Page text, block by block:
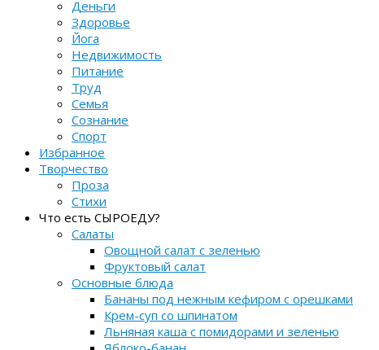
Деньги
Здоровье
Йога
Недвижимость
Питание
Труд
Семья
Сознание
Спорт
Избранное
Творчество
Проза
Стихи
Что есть СЫРОЕДУ?
Салаты
Овощной салат с зеленью
Фруктовый салат
Основные блюда
Бананы под нежным кефиром с орешками
Крем-суп со шпинатом
Льняная каша с помидорами и зеленью